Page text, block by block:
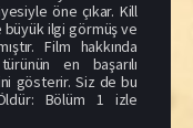
öne çıkar. Kill
ilgi görmüş ve
Film hakkında
en başarılı
gösterir. Siz de bu
Bölüm 1 izle